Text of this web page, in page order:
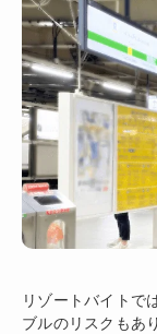
リゾートバイトで
ブルのリスクもあ